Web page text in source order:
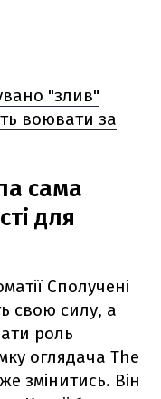
"злив"
воювати за
сама
для
Сполучені
свою силу, а
роль
оглядача The
змінитись. Він